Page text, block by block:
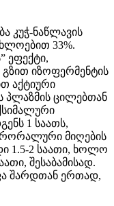
კუჭ-ნაწლავის
33%.
ეფექტი,
იზოფერმენტის
აქტიური
პლაზმის ცილებთან
1 საათს,
მიღების
1.5-2 საათი, ხოლო
შესაბამისად.
შარდთან ერთად,